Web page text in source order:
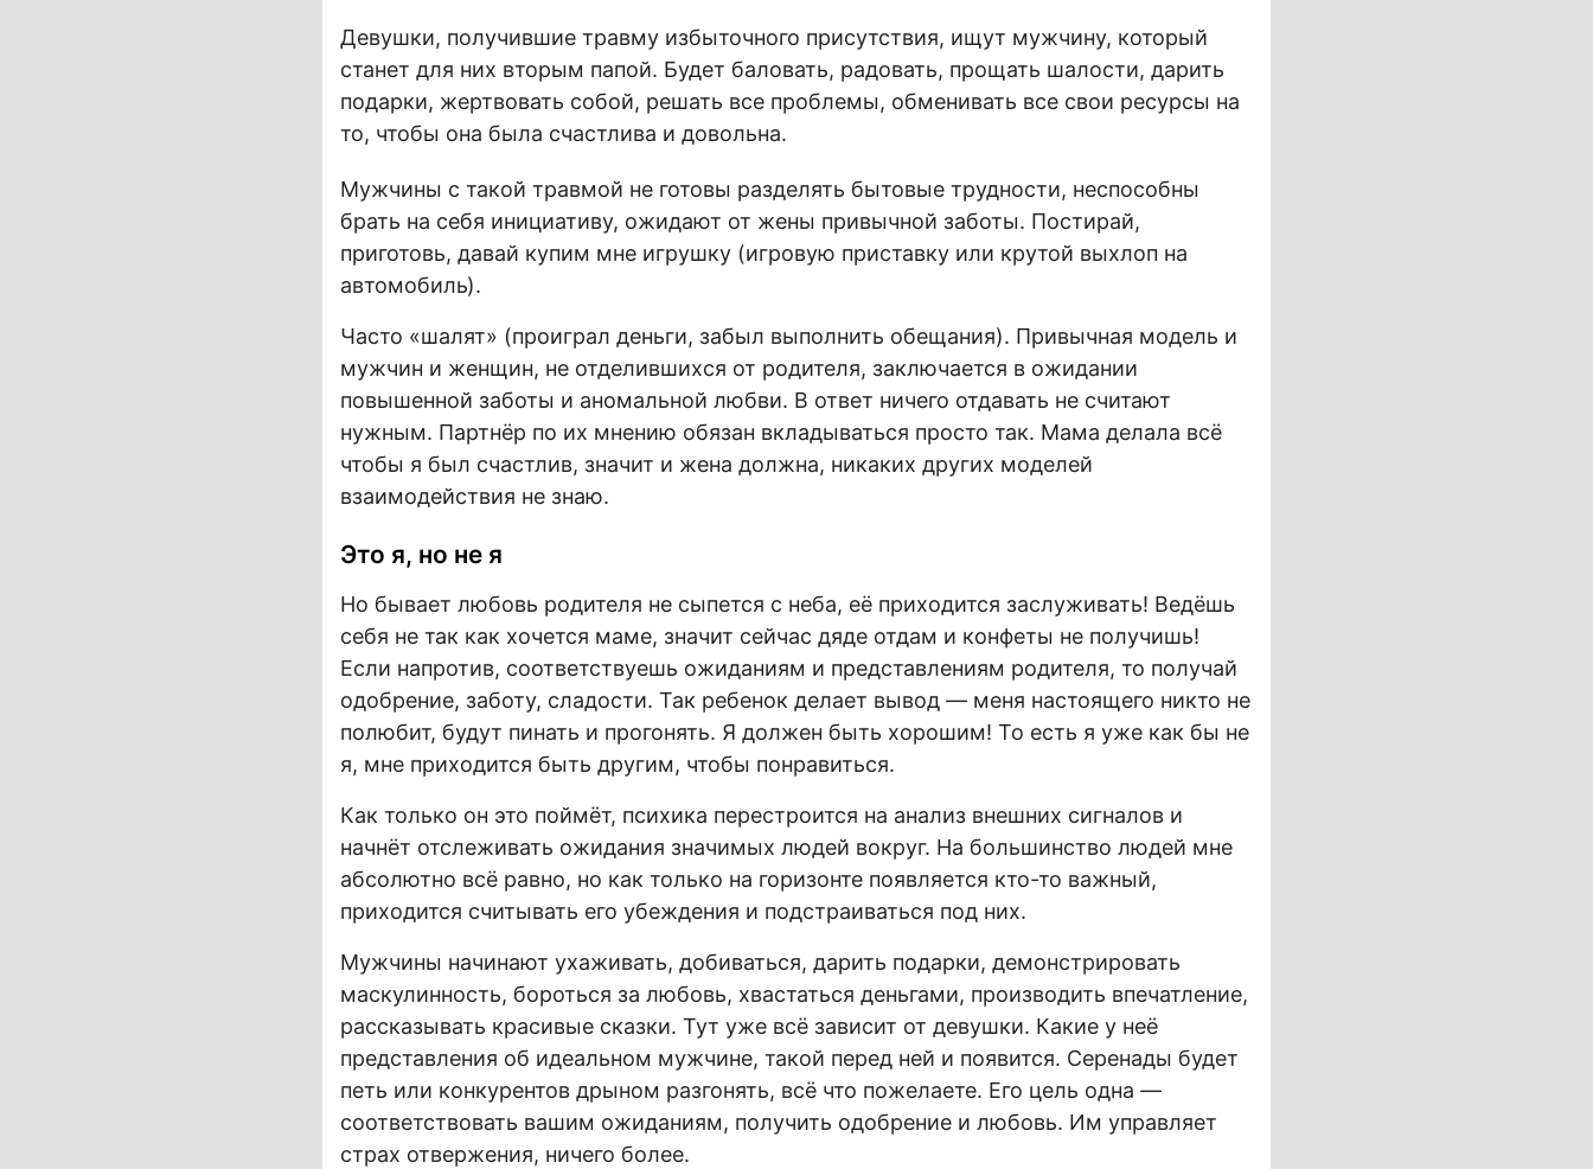
Девушки, получившие травму избыточного присутствия, ищут мужчину, который
станет для них вторым папой. Будет баловать, радовать, прощать шалости, дарить
подарки, жертвовать собой, решать все проблемы, обменивать все свои ресурсы на
то, чтобы она была счастлива и довольна.
Мужчины с такой травмой не готовы разделять бытовые трудности, неспособны
брать на себя инициативу, ожидают от жены привычной заботы. Постирай,
приготовь, давай купим мне игрушку (игровую приставку или крутой выхлоп на
автомобиль).
Часто «шалят» (проиграл деньги, забыл выполнить обещания). Привычная модель и
мужчин и женщин, не отделившихся от родителя, заключается в ожидании
повышенной заботы и аномальной любви. В ответ ничего отдавать не считают
нужным. Партнёр по их мнению обязан вкладываться просто так. Мама делала всё
чтобы я был счастлив, значит и жена должна, никаких других моделей
взаимодействия не знаю.
Это я, но не я
Но бывает любовь родителя не сыпется с неба, её приходится заслуживать! Ведёшь
себя не так как хочется маме, значит сейчас дяде отдам и конфеты не получишь!
Если напротив, соответствуешь ожиданиям и представлениям родителя, то получай
одобрение, заботу, сладости. Так ребенок делает вывод — меня настоящего никто не
полюбит, будут пинать и прогонять. Я должен быть хорошим! То есть я уже как бы не
я, мне приходится быть другим, чтобы понравиться.
Как только он это поймёт, психика перестроится на анализ внешних сигналов и
начнёт отслеживать ожидания значимых людей вокруг. На большинство людей мне
абсолютно всё равно, но как только на горизонте появляется кто-то важный,
приходится считывать его убеждения и подстраиваться под них.
Мужчины начинают ухаживать, добиваться, дарить подарки, демонстрировать
маскулинность, бороться за любовь, хвастаться деньгами, производить впечатление,
рассказывать красивые сказки. Тут уже всё зависит от девушки. Какие у неё
представления об идеальном мужчине, такой перед ней и появится. Серенады будет
петь или конкурентов дрыном разгонять, всё что пожелаете. Его цель одна —
соответствовать вашим ожиданиям, получить одобрение и любовь. Им управляет
страх отвержения, ничего более.